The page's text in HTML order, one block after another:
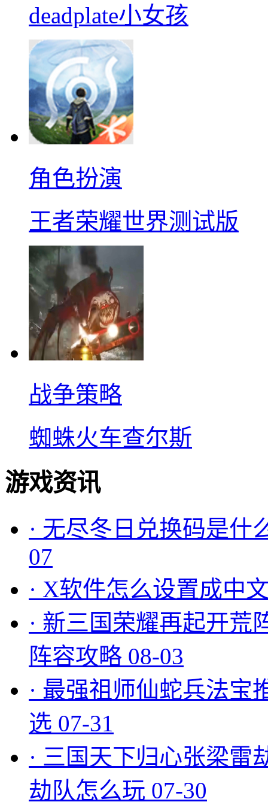
deadplate小女孩
角色扮演
王者荣耀世界测试版
战争策略
蜘蛛火车查尔斯
游戏资讯
· 无尽冬日兑换码是什
07
· X软件怎么设置成中
· 新三国荣耀再起开荒
阵容攻略 08-03
· 最强祖师仙蛇兵法宝
选 07-31
· 三国天下归心张梁雷
劫队怎么玩 07-30